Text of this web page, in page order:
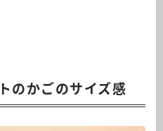
のかごのサイズ感